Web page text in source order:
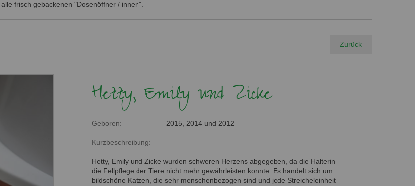
frisch gebackenen "Dosenöffner / innen".
Zurück
Hetty, Emily und Zicke
Geboren: 2015, 2014 und 2012
Kurzbeschreibung:
Hetty, Emily und Zicke wurden schweren Herzens abgegeben, da die Halterin
die Fellpflege der Tiere nicht mehr gewährleisten konnte. Es handelt sich um
bildschöne Katzen, die sehr menschenbezogen sind und jede Streicheleinheit